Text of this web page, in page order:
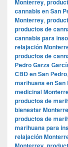
Monterrey
cannabis en San
Monterrey,
productos de
cannabis para
relajación
productos de
Pedro Garza
CBD en San Pedro,
marihuana en San
medicinal
productos de
bienestar
productos de
marihuana para
relajación
,